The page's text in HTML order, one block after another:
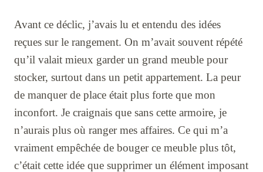
Avant ce déclic, j’avais lu et entendu des idées
reçues sur le rangement. On m’avait souvent répété
qu’il valait mieux garder un grand meuble pour
stocker, surtout dans un petit appartement. La peur
de manquer de place était plus forte que mon
inconfort. Je craignais que sans cette armoire, je
n’aurais plus où ranger mes affaires. Ce qui m’a
vraiment empêchée de bouger ce meuble plus tôt,
c’était cette idée que supprimer un élément imposant